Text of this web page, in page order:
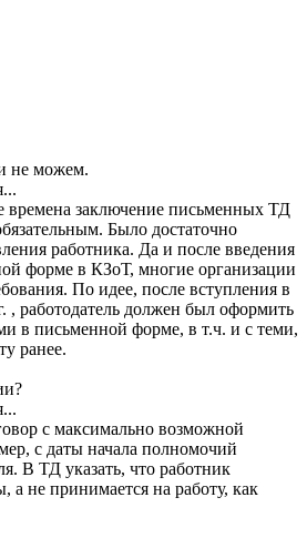
не можем.
времена заключение письменных ТД
Было достаточно
работника. Да и после введения
форме в КЗоТ, многие организации
По идее, после вступления в
, работодатель должен был оформить
в письменной форме, в т.ч. и с теми,
ранее.
с максимально возможной
с даты начала полномочий
В ТД указать, что работник
а не принимается на работу, как